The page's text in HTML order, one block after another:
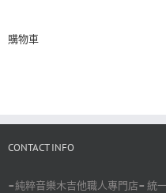
購物車
CONTACT INFO
–純粹音樂木吉他職人專門店– 統